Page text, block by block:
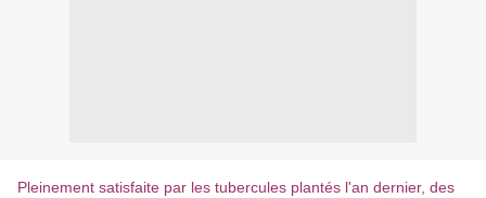
Pleinement satisfaite par les tubercules plantés l'an dernier, des